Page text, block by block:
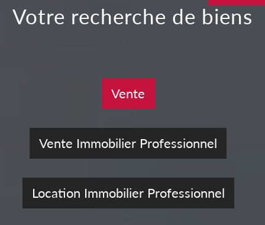
votre recherche de biens
Vente
Vente Immobilier Professionnel
Location Immobilier Professionnel